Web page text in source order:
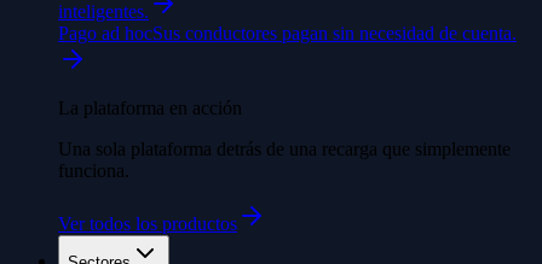
inteligentes.
Pago ad hocSus conductores pagan sin necesidad de cuenta.
La plataforma en acción
Una sola plataforma detrás de una recarga que simplemente
funciona.
Ver todos los productos